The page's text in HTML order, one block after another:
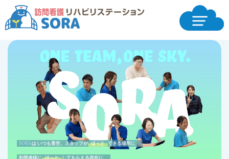
SORAは いつも青空。スタッフが ほっと できる場所に
利用者様に ほっと してもらえる存在に
専門性と